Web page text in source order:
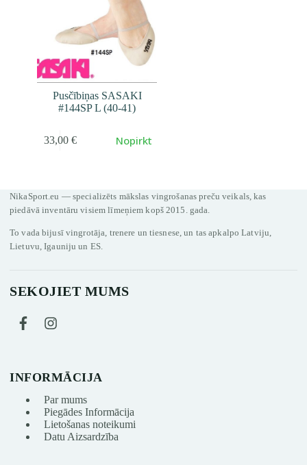
Pusčībiņas SASAKI
#144SP L (40-41)
33,00 € Nopirkt
NikaSport.eu — specializēts mākslas vingrošanas preču veikals, kas
piedāvā inventāru visiem līmeņiem kopš 2015. gada.
To vada bijusī vingrotāja, trenere un tiesnese, un tas apkalpo Latviju,
Lietuvu, Igauniju un ES.
SEKOJIET MUMS
INFORMĀCIJA
Par mums
Piegādes Informācija
Lietošanas noteikumi
Datu Aizsardzība